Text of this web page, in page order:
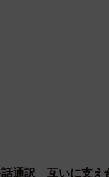
通訳 互いに支え